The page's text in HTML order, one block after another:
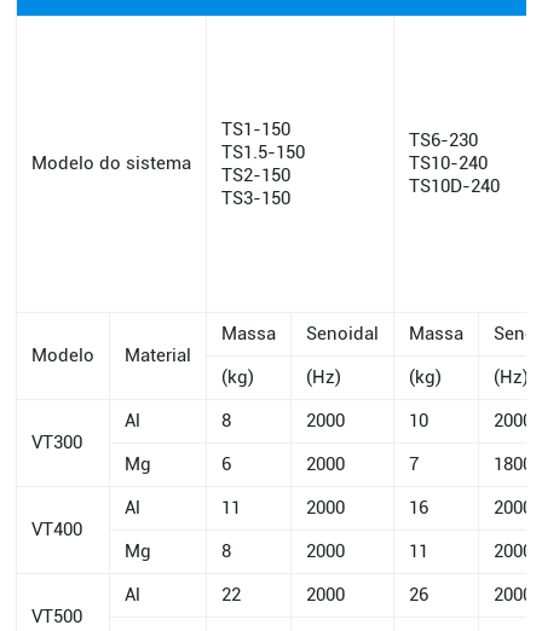
Modelo do sistema
TS1-150
TS1.5-150
TS2-150
TS3-150
TS6-230
TS10-240
TS10D-240
Modelo Material
Massa Senoidal Massa
(kg)
(Hz) (kg) (Hz)
VT300
Al 8 2000 10
2000
Mg
6 2000 7 1800
VT400
Al 11 2000 16
2000
Mg
8 2000 11 2000
VT500
Al 22 2000 26
2000